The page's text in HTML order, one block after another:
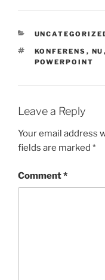
CATEGORIES
TAGS
KONFERENS , NU ,
POWERPOINT
Leave a Reply
Your email address
fields are marked *
Comment*